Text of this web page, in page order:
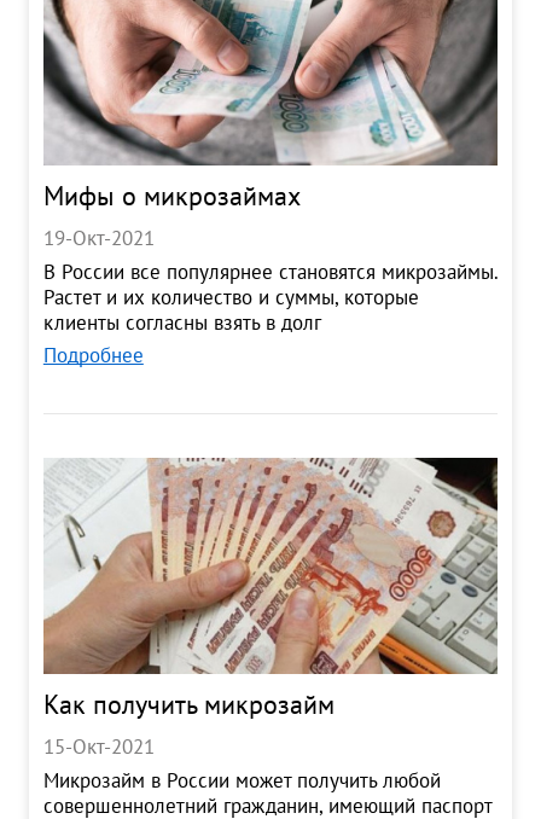
Мифы о микрозаймах
19-Окт-2021
В России все популярнее становятся микрозаймы.
Растет и их количество и суммы, которые
клиенты согласны взять в долг
Подробнее
Как получить микрозайм
15-Окт-2021
Микрозайм в России может получить любой
совершеннолетний гражданин, имеющий паспорт